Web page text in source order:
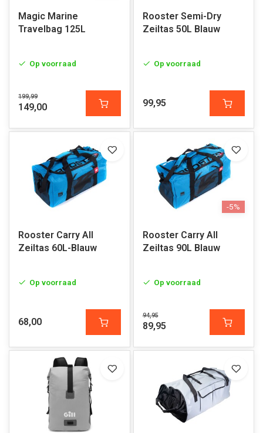
Magic Marine
Travelbag 125L
Op voorraad
199,99
149,00
Rooster Semi-Dry
Zeiltas 50L Blauw
Op voorraad
99,95
Rooster Carry All
Zeiltas 60L-Blauw
Op voorraad
68,00
-5%
Rooster Carry All
Zeiltas 90L Blauw
Op voorraad
94,95
89,95